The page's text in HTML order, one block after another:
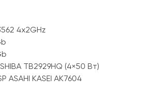
4x2GHz
TB2929HQ (4×50 Вт)
KASEI AK7604